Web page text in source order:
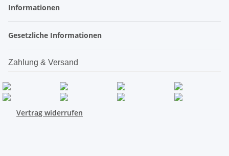
Informationen
Gesetzliche Informationen
Zahlung & Versand
Vertrag widerrufen